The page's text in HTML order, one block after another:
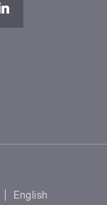
English